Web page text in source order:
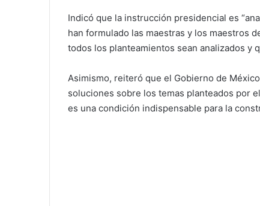
Indicó que la instrucción presidencial es
han formulado las maestras y los maestros
todos los planteamientos sean analizados y
Asimismo, reiteró que el Gobierno de
soluciones sobre los temas planteados por
es una condición indispensable para la